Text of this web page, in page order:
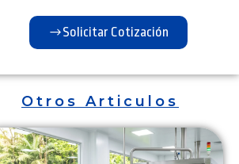
Solicitar Cotización
Otros Articulos